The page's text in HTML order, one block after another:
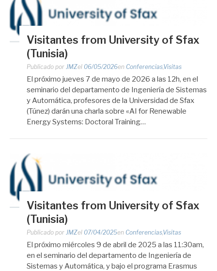
Visitantes from University of Sfax
(Tunisia)
Publicado por JMZel 06/05/2026en Conferencias,Visitas
El próximo jueves 7 de mayo de 2026 a las 12h, en el
seminario del departamento de Ingeniería de Sistemas
y Automática, profesores de la Universidad de Sfax
(Túnez) darán una charla sobre «AI for Renewable
Energy Systems: Doctoral Training…
Visitantes from University of Sfax
(Tunisia)
Publicado por JMZel 07/04/2025en ConferenciasVisitas
El próximo miércoles 9 de abril de 2025 a las 11:30am,
en el seminario del departamento de Ingeniería de
Sistemas y Automática, y bajo el programa Erasmus